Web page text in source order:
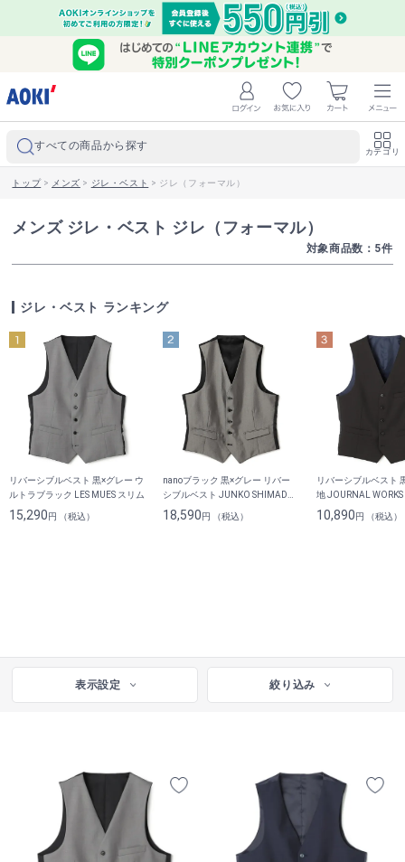
すべての商品から探す カテゴリ
トップ> メンズ > ジレ・ベスト > ジレ（フォーマル）
メンズ ジレ・ベスト ジレ（フォーマル）
対象商品数： 5件
ジレ・ベスト ランキング
リバーシブルベスト 黒×グレー ウ
ルトラブラック LES MUES スリム
15,290円 （税込）
nanoブラック 黒×グレー リバー
シブルベスト JUNKO SHIMADA
JS homme
18,590円 （税込）
リバーシブルベスト
地 JOURNAL
スーツあり
10,890円 （税込）
表示設定 絞り込み